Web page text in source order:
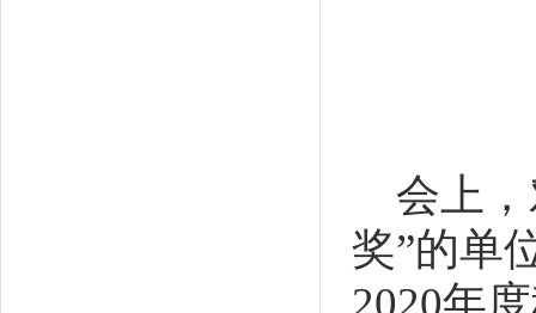
会上
奖”的单
2020年